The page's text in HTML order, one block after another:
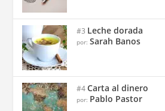
#3 Leche dorada
por:Sarah Banos
#4Carta al dinero
por: Pablo Pastor